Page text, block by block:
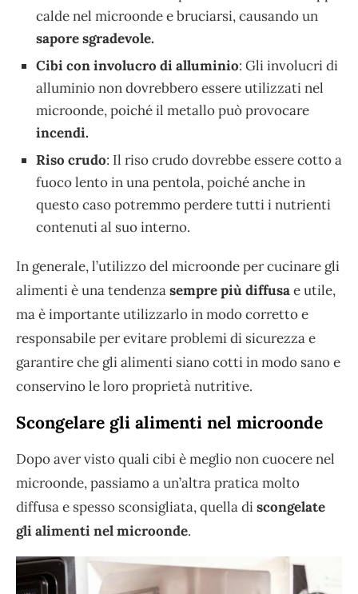
calde nel microonde e bruciarsi, causando un
sapore sgradevole.
Cibi con involucro di alluminio: Gli involucri di
alluminio non dovrebbero essere utilizzati nel
microonde, poiché il metallo può provocare
incendi.
Riso crudo: Il riso crudo dovrebbe essere cotto a
fuoco lento in una pentola, poiché anche in
questo caso potremmo perdere tutti i nutrienti
contenuti al suo interno.
In generale, l’utilizzo del microonde per cucinare gli
alimenti è una tendenzasempre più diffusae utile,
ma è importante utilizzarlo in modo corretto e
responsabile per evitare problemi di sicurezza e
garantire che gli alimenti siano cotti in modo sano e
conservino le loro proprietà nutritive.
Scongelare gli alimenti nel microonde
Dopo aver visto quali cibi è meglio non cuocere nel
microonde, passiamo a un’altra pratica molto
diffusa e spesso sconsigliata, quella discongelate
gli alimenti nel microonde.